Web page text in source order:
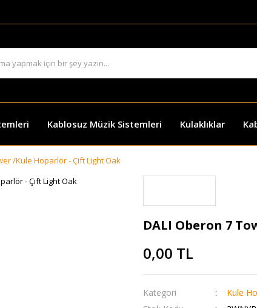
Kablosuz Müzik Sistemleri Kulaklıklar
/Kule Hoparlör - Çift Light Oak
DALI Oberon 7
0,00 TL
Kategori Kule